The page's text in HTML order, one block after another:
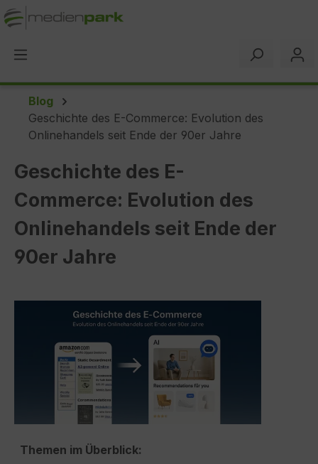
springen
Blog
Geschichte des E-Commerce: Evolution des
Onlinehandels seit Ende der 90er Jahre
Geschichte des E-
Commerce: Evolution des
Onlinehandels seit Ende der
90er Jahre
Themen im Überblick: